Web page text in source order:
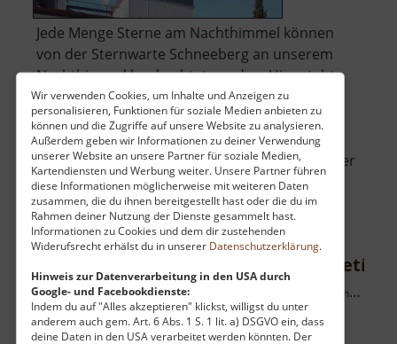
Wir verwenden Cookies, um Inhalte und Anzeigen zu
personalisieren, Funktionen für soziale Medien anbieten zu
können und die Zugriffe auf unsere Website zu analysieren.
Außerdem geben wir Informationen zu deiner Verwendung
unserer Website an unsere Partner für soziale Medien,
Kartendiensten und Werbung weiter. Unsere Partner führen
diese Informationen möglicherweise mit weiteren Daten
zusammen, die du ihnen bereitgestellt hast oder die du im
Rahmen deiner Nutzung der Dienste gesammelt hast.
Informationen zu Cookies und dem dir zustehenden
Widerufsrecht erhälst du in unserer Datenschutzerklärung.
Hinweis zur Datenverarbeitung in den USA durch
Google- und Facebookdienste:
Indem du auf "Alles akzeptieren" klickst, willigst du unter
anderem auch gem. Art. 6 Abs. 1 S. 1 lit. a) DSGVO ein, dass
deine Daten in den USA verarbeitet werden könnten. Der
Jede Menge Sterne am Nachthimmel können
von der Sternwarte Schneeberg an unserem
Nachthimmel beobachtet werden. Hier steht
das größte Teleskop im Freistaat Sachsen: ein
600 mm-Spiegelteleskop. Neben
Beobachtungsabenden gibt es auch weitere
Veranstaltungen, die Wissen über die Welt über
unseren Köpfe.. »weiterlesenüber
Zeiss-
Planetarium
Městská věž a kostel Nanebevzetí
Stadtturm Chomutov mit Kirche Mariä Himmelfahrt / Böhmisches Erzgebirge
aktuell vom 07.06.2026 / Zugriffe: 1317
34 km vom aktuellen Standort